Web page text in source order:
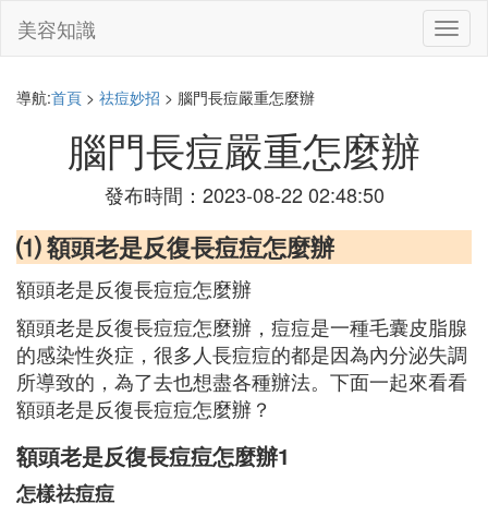
切
換
美容知識
導航:首頁 > 祛痘妙招 > 腦門長痘嚴重怎麼辦
腦門長痘嚴重怎麼辦
發布時間：2023-08-22 02:48:50
⑴ 額頭老是反復長痘痘怎麼辦
額頭老是反復長痘痘怎麼辦
額頭老是反復長痘痘怎麼辦，痘痘是一種毛囊皮脂腺
的感染性炎症，很多人長痘痘的都是因為內分泌失調
所導致的，為了去也想盡各種辦法。下面一起來看看
額頭老是反復長痘痘怎麼辦？
額頭老是反復長痘痘怎麼辦1
怎樣祛痘痘